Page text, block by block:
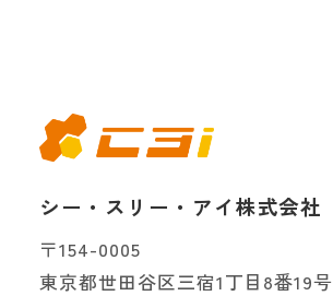
シー・スリー・アイ株式会社
〒154-0005
東京都世田谷区三宿1丁目8番19号